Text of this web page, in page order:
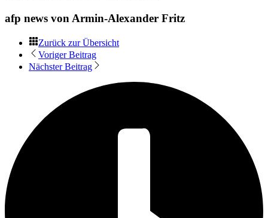
afp news von Armin-Alexander Fritz
Zurück zur Übersicht
Voriger Beitrag
Nächster Beitrag